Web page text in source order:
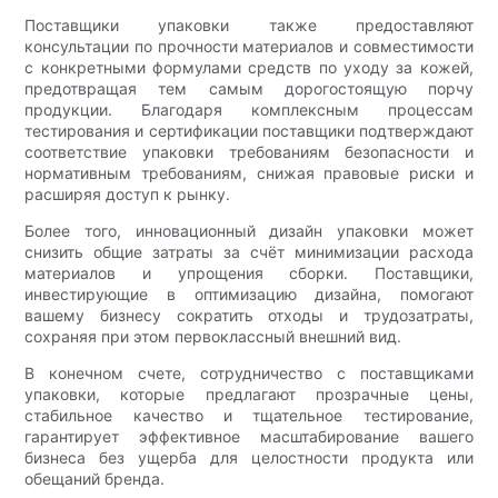
Поставщики упаковки также предоставляют
консультации по прочности материалов и совместимости
с конкретными формулами средств по уходу за кожей,
предотвращая тем самым дорогостоящую порчу
продукции. Благодаря комплексным процессам
тестирования и сертификации поставщики подтверждают
соответствие упаковки требованиям безопасности и
нормативным требованиям, снижая правовые риски и
расширяя доступ к рынку.
Более того, инновационный дизайн упаковки может
снизить общие затраты за счёт минимизации расхода
материалов и упрощения сборки. Поставщики,
инвестирующие в оптимизацию дизайна, помогают
вашему бизнесу сократить отходы и трудозатраты,
сохраняя при этом первоклассный внешний вид.
В конечном счете, сотрудничество с поставщиками
упаковки, которые предлагают прозрачные цены,
стабильное качество и тщательное тестирование,
гарантирует эффективное масштабирование вашего
бизнеса без ущерба для целостности продукта или
обещаний бренда.